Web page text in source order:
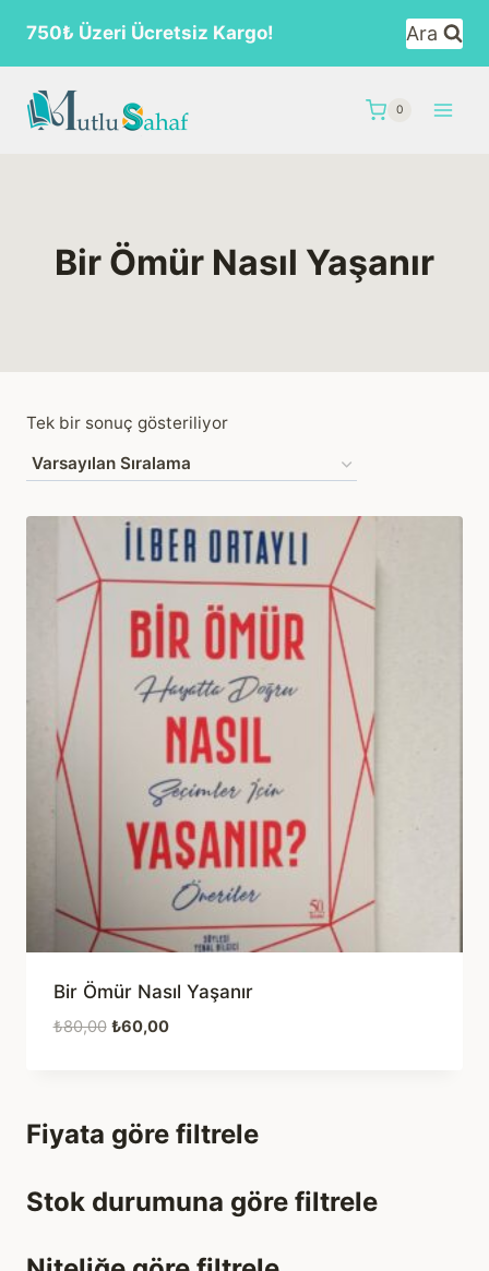
content
750₺ Üzeri Ücretsiz Kargo! Ara
0
Bir Ömür Nasıl Yaşanır
Tek bir sonuç gösteriliyor
Bir Ömür Nasıl Yaşanır
₺80,00 Orijinal
₺60,00Şu
Fiyata göre filtrele
Stok durumuna göre filtrele